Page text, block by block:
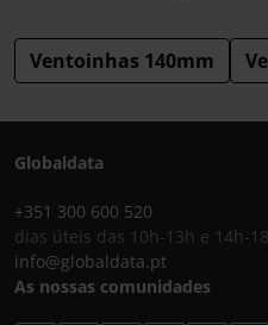
Ventoinhas 140mm
Globaldata
+351 300 600 520
dias úteis das 10h-13h e 14h-
info@globaldata.pt
As nossas comunidades